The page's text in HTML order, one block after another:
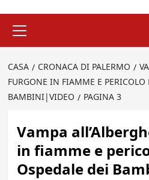
principale
CASA CRONACA DI PALERMO
FURGONE IN FIAMME E PERICOLO
BAMBINI|VIDEO
PAGINA 3
Vampa
in fiamme e
Ospedale dei